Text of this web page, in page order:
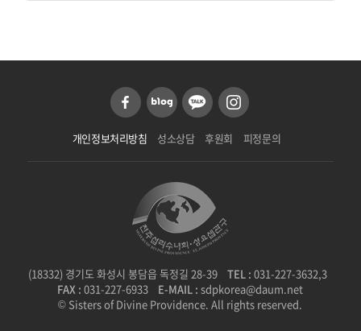
개인정보처리방침 성소상담 후원회 피정문의
(18332) 경기도 화성시 봉담읍 독정길 28-39 TEL :031-227-3632,3
FAX :031-227-6933 E-MAIL : sdpkorea@daum.net
© Sisters of Divine Providence. All rights reserved.